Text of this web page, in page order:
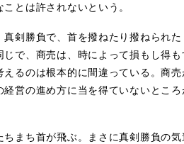
とは許されないという。
剣勝負で、首を撥ねたり撥ねられ
で、商売は、時によって損もし得
るのは根本的に間違っている。商
営の進め方に当を得ていないとこ
まち首が飛ぶ。まさに真剣勝負の気